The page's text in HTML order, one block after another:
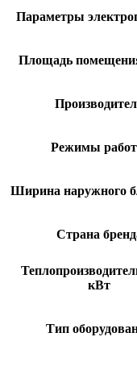
Параметры
Площадь
Режимы
Ширина наружного
Страна
кВт
Тип